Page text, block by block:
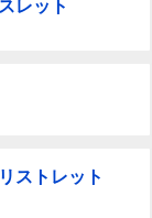
レット
ストレット